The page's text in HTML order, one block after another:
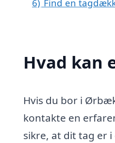
6) Find en
Hvad kan
Hvis du bor i
kontakte en
sikre, at dit tag er